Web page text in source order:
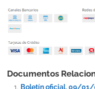
Documentos
Boletín oficial. 09/01/